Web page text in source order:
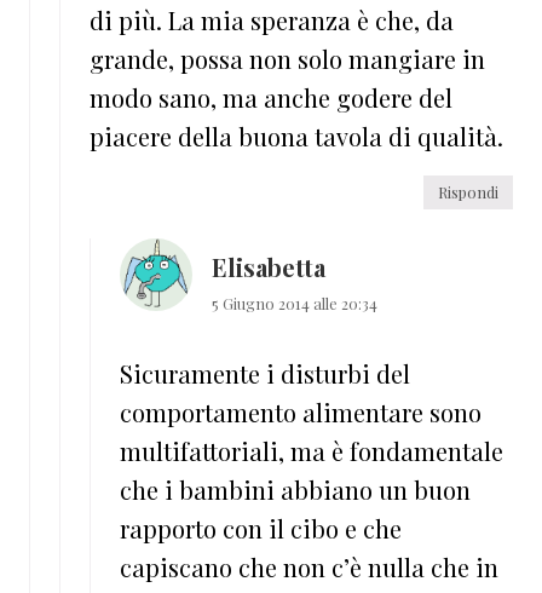
di più. La mia speranza è che, da
grande, possa non solo mangiare in
modo sano, ma anche godere del
piacere della buona tavola di qualità.
Rispondi
Elisabetta
5 Giugno 2014 alle 20:34
Sicuramente i disturbi del
comportamento alimentare sono
multifattoriali, ma è fondamentale
che i bambini abbiano un buon
rapporto con il cibo e che
capiscano che non c’è nulla che in